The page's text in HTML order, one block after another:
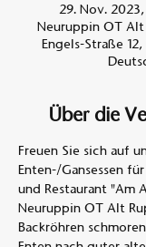
29. Nov.
Neuruppin OT
Engels-Straße
Über die
Freuen Sie sich auf
Enten-/Gansessen
und Restaurant "Am
Neuruppin OT Alt
Backröhren